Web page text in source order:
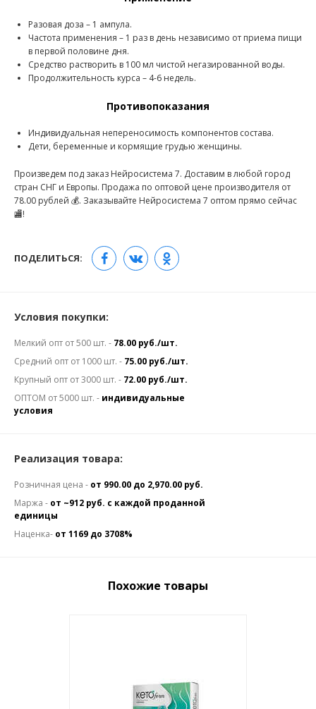
Разовая доза – 1 ампула.
Частота применения – 1 раз в день независимо от приема пищи
в первой половине дня.
Средство растворить в 100 мл чистой негазированной воды.
Продолжительность курса – 4-6 недель.
Противопоказания
Индивидуальная непереносимость компонентов состава.
Дети, беременные и кормящие грудью женщины.
Произведем под заказ Нейросистема 7. Доставим в любой город
стран СНГ и Европы. Продажа по оптовой цене производителя от
78.00 рублей 💰. Заказывайте Нейросистема 7 оптом прямо сейчас
🏬!
ПОДЕЛИТЬСЯ:
Условия покупки:
Мелкий опт от 500 шт. - 78.00 руб./шт.
Средний опт от 1000 шт. - 75.00 руб./шт.
Крупный опт от 3000 шт. - 72.00 руб./шт.
ОПТОМ от 5000 шт. - индивидуальные
условия
Реализация товара:
Розничная цена - от 990.00 до 2,970.00 руб.
Маржа - от ~912 руб. с каждой проданной
единицы
Наценка- от 1169 до 3708%
Похожие товары